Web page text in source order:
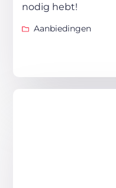
nodig hebt!
Aanbiedingen